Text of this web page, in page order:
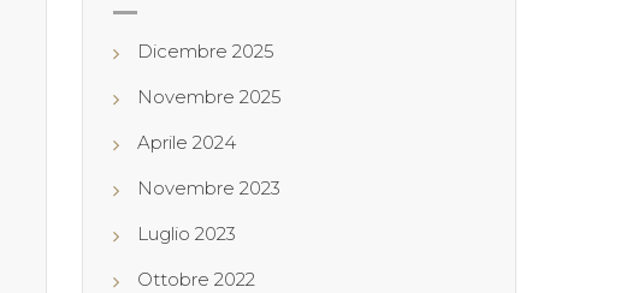
Dicembre 2025
Novembre 2025
Aprile 2024
Novembre 2023
Luglio 2023
Ottobre 2022